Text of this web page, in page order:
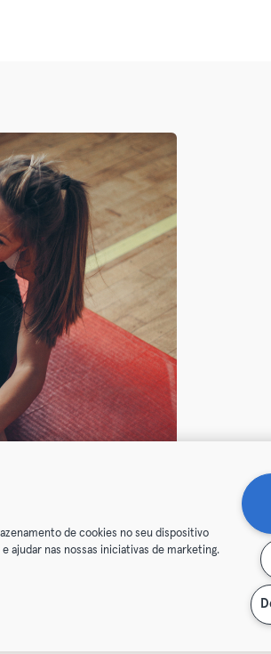
Termos &
de cookies no seu dispositivo
ajudar nas nossas iniciativas de marketing.